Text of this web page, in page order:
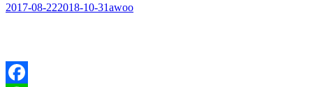
2017-08-222018-10-31awoo